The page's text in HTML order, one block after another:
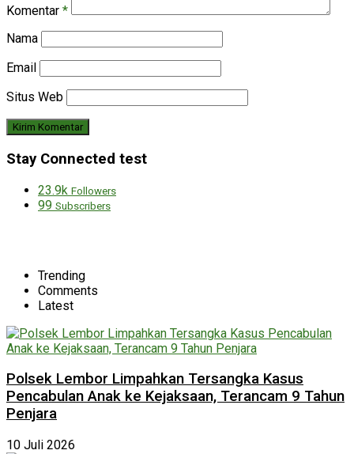
Komentar *
Nama
Email
Situs Web
Stay Connected test
23.9k Followers
99 Subscribers
Trending
Comments
Latest
Polsek Lembor Limpahkan Tersangka Kasus
Pencabulan Anak ke Kejaksaan, Terancam 9 Tahun
Penjara
10 Juli 2026